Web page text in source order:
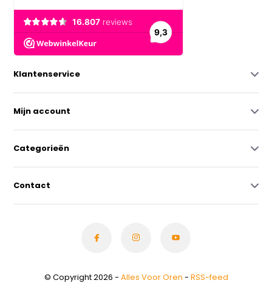
Klantenservice
Mijn account
Categorieën
Contact
© Copyright 2026 - Alles Voor Oren - RSS-feed